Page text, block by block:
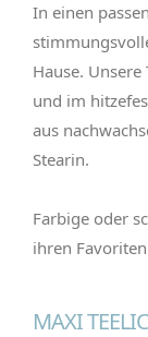
In einen
Hause.
und im
aus
Stearin.
Farbige oder
ihren
MAXI